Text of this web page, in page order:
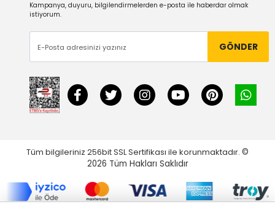
Kampanya, duyuru, bilgilendirmelerden e-posta ile haberdar olmak
istiyorum.
GÖNDER
Tüm bilgileriniz 256bit SSL Sertifikası ile korunmaktadır. ©
2026 Tüm Hakları Saklıdır